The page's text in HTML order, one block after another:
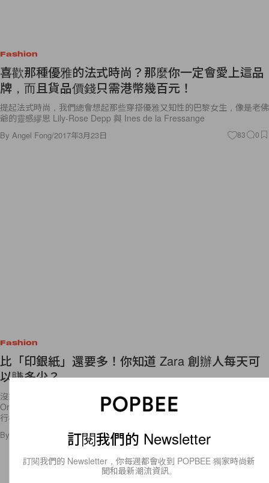
Fashion
喜歡那種優雅的法式時尚？那麼你一定會愛上這品
牌，而且貨品價錢只需港幣幾百元！
提起法式時尚，我們總會想起那些穿搭優雅又知性的巴黎女生，像是老佛
爺的靈感繆思 Lily-Rose Depp 與 Ines de la Fressange
By Angel Fong/2017年3月23日 83 0
Fashion
比「印銀紙」還要多‌！你知道 Zara 創辦人每天可
以賺多少？
沒錯，這個看起來平平無奇的叔叔，就是 Zara 的創辦人 Amancio
Ortega。可別看他在這張相片看起來像個普通大叔，他可是在福布斯排
行榜中，全球排名第 4
By 2017年3月23日
訂閱我們的 Newsletter
訂閱我們的 Newsletter，你每週都會收到 POPBEE 獨家時尚新
聞和最新潮流資訊。